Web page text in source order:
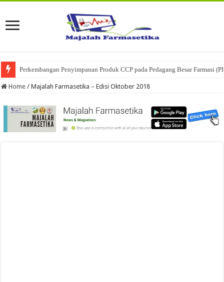
Perkembangan Penyimpanan Produk CCP pada Pedagang Besar Farmasi
Home / Majalah Farmasetika – Edisi Oktober 2018